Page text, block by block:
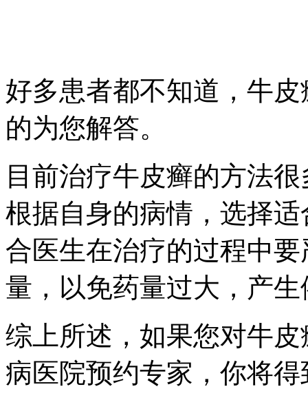
好多患者都不知道，牛
的为您解答。
目前治疗牛皮癣的方法
根据自身的病情，选择
合医生在治疗的过程中
量，以免药量过大，产
综上所述，如果您对牛
病医院预约专家，你将